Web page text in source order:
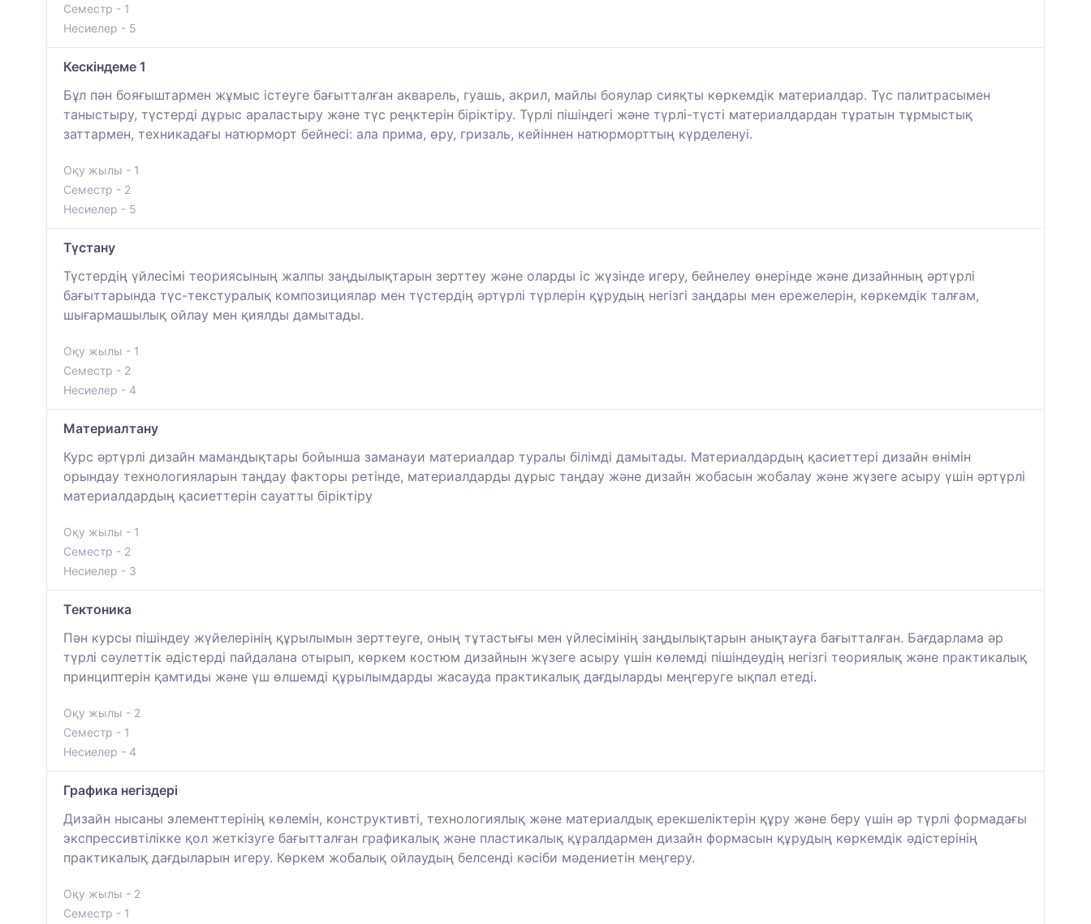
Семестр - 1
Несиелер - 5
Кескіндеме 1
Бұл пән бояғыштармен жұмыс істеуге бағытталған акварель, гуашь, акрил, майлы бояулар сияқты көркемдік материалдар. Түс палитрасымен
таныстыру, түстерді дұрыс араластыру және түс реңктерін біріктіру. Түрлі пішіндегі және түрлі-түсті материалдардан тұратын тұрмыстық
заттармен, техникадағы натюрморт бейнесі: ала прима, өру, гризаль, кейіннен натюрморттың күрделенуі.
Оқу жылы - 1
Семестр - 2
Несиелер - 5
Түстану
Түстердің үйлесімі теориясының жалпы заңдылықтарын зерттеу және оларды іс жүзінде игеру, бейнелеу өнерінде және дизайнның әртүрлі
бағыттарында түс-текстуралық композициялар мен түстердің әртүрлі түрлерін құрудың негізгі заңдары мен ережелерін, көркемдік талғам,
шығармашылық ойлау мен қиялды дамытады.
Оқу жылы - 1
Семестр - 2
Несиелер - 4
Материалтану
Курс әртүрлі дизайн мамандықтары бойынша заманауи материалдар туралы білімді дамытады. Материалдардың қасиеттері дизайн өнімін
орындау технологияларын таңдау факторы ретінде, материалдарды дұрыс таңдау және дизайн жобасын жобалау және жүзеге асыру үшін әртүрлі
материалдардың қасиеттерін сауатты біріктіру
Оқу жылы - 1
Семестр - 2
Несиелер - 3
Тектоника
Пән курсы пішіндеу жүйелерінің құрылымын зерттеуге, оның тұтастығы мен үйлесімінің заңдылықтарын анықтауға бағытталған. Бағдарлама әр
түрлі сәулеттік әдістерді пайдалана отырып, көркем костюм дизайнын жүзеге асыру үшін көлемді пішіндеудің негізгі теориялық және практикалық
принциптерін қамтиды және үш өлшемді құрылымдарды жасауда практикалық дағдыларды меңгеруге ықпал етеді.
Оқу жылы - 2
Семестр - 1
Несиелер - 4
Графика негіздері
Дизайн нысаны элементтерінің көлемін, конструктивті, технологиялық және материалдық ерекшеліктерін құру және беру үшін әр түрлі формадағы
экспрессивтілікке қол жеткізуге бағытталған графикалық және пластикалық құралдармен дизайн формасын құрудың көркемдік әдістерінің
практикалық дағдыларын игеру. Көркем жобалық ойлаудың белсенді кәсіби мәдениетін меңгеру.
Оқу жылы - 2
Семестр - 1